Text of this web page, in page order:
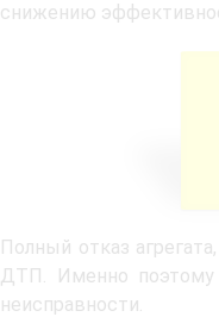
снижению
Полный отказ
ДТП. Именно поэтому
неисправности.